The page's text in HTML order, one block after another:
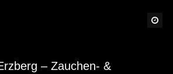
– Zauchen- &